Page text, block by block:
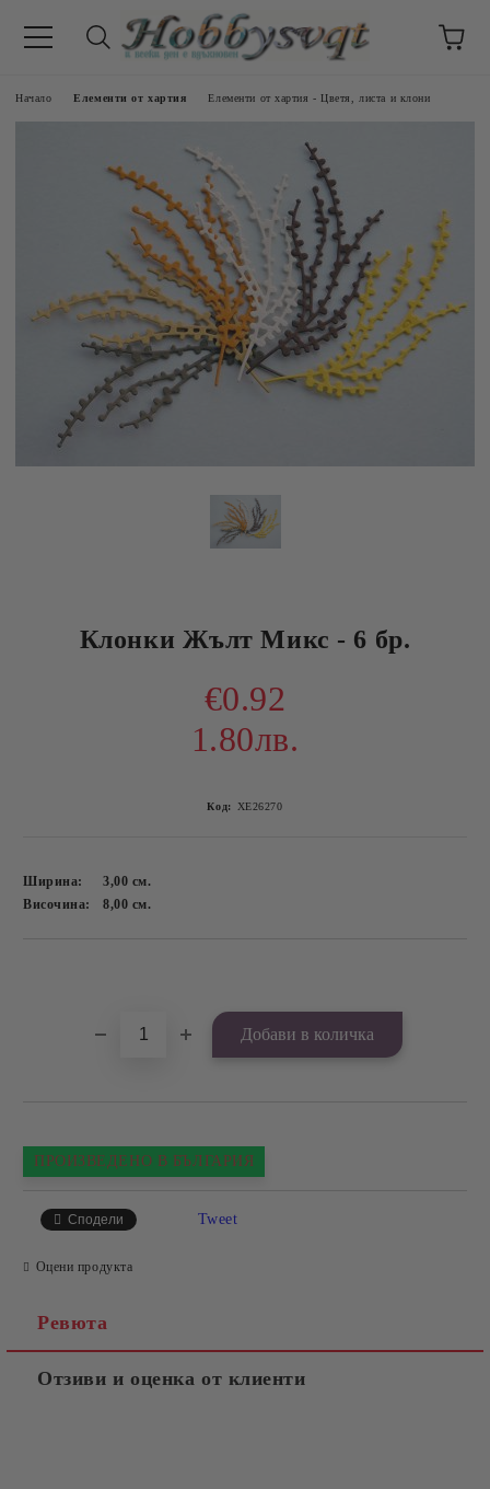
Начало Елементи от хартия Елементи от хартия - Цветя, листа и клони
Клонки Жълт Микс - 6 бр.
€0.92
1.80лв.
Код: ХЕ26270
Ширина: 3,00 см.
Височина:
8,00 см.
ПРОИЗВЕДЕНО В БЪЛГАРИЯ
Сподели Tweet
Оцени продукта
Ревюта
Отзиви и оценка от клиенти